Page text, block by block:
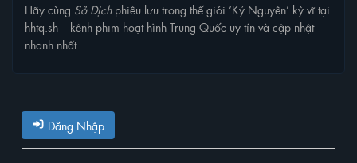
Hãy cùng Sở Dịchphiêu lưu trong thế giới ‘Kỷ Nguyên’ kỳ vĩ tại
hhtq.sh – kênh phim hoạt hình Trung Quốc uy tín và cập nhật
nhanh nhất
Đăng Nhập